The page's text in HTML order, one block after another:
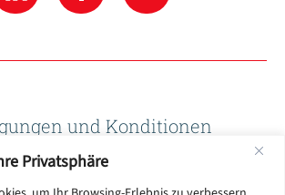
Privatsphäre
und Konditionen